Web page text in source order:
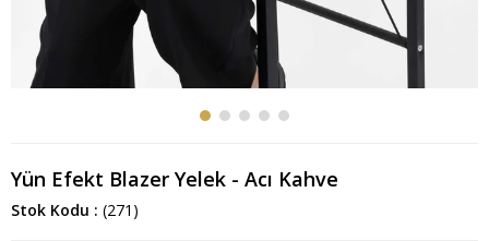
Yün Efekt Blazer Yelek - Acı Kahve
Stok Kodu (271)